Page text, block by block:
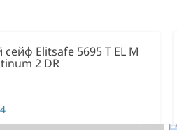
Elitsafe 5695 T EL M
2 DR